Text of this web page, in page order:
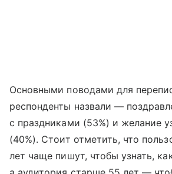
Основными поводами для
респонденты назвали —
с праздниками (53%) и желание
(40%). Стоит отметить, что
лет чаще пишут, чтобы узнать,